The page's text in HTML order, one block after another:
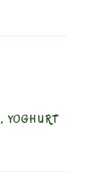
, YOGHURT